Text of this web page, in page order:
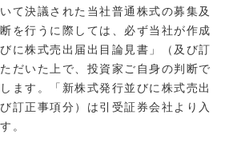
て決議された当社普通株式の募集及
を行うに際しては、必ず当社が作成
に株式売出届出目論見書」（及び訂
だいた上で、投資家ご自身の判断で
ます。「新株式発行並びに株式売出
訂正事項分）は引受証券会社より入
。